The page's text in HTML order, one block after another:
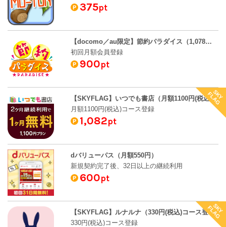
375pt
【docomo／au限定】節約パラダイス（1,078円コース）
初回月額会員登録
900pt
SKY
FLAG
【SKYFLAG】いつでも書店（月額1100円(税込)コース登録）
月額1100円(税込)コース登録
1,082pt
dバリューパス（月額550円）
新規契約完了後、32日以上の継続利用
600pt
SKY
FLAG
【SKYFLAG】ルナルナ（330円(税込)コース登録）
330円(税込)コース登録